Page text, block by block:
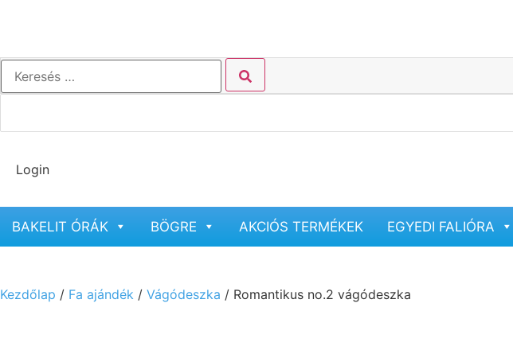
Login
BAKELIT ÓRÁK BÖGRE AKCIÓS TERMÉKEK EGYEDI FALIÓRA
Kezdőlap / Fa ajándék / Vágódeszka / Romantikus no.2 vágódeszka